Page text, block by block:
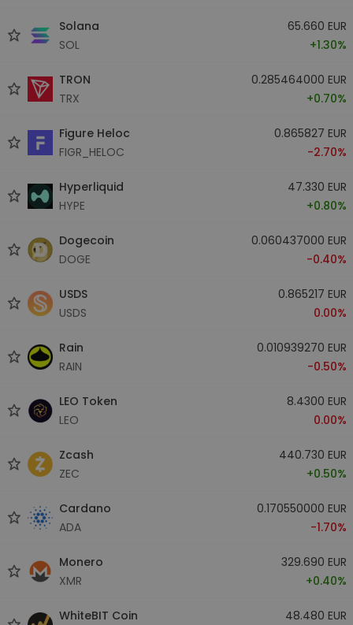
Solana
SOL
65.660 EUR
+1.30%
TRON
TRX
0.285464000 EUR
+0.70%
Figure Heloc
FIGR_HELOC
0.865827 EUR
-2.70%
Hyperliquid
HYPE
47.330 EUR
+0.80%
Dogecoin
DOGE
0.060437000 EUR
-0.40%
USDS
USDS
0.865217 EUR
0.00%
Rain
RAIN
0.010939270 EUR
-0.50%
LEO Token
LEO
8.4300 EUR
0.00%
Zcash
ZEC
440.730 EUR
+0.50%
Cardano
ADA
0.170550000 EUR
-1.70%
Monero
XMR
329.690 EUR
+0.40%
WhiteBIT Coin
48.480 EUR